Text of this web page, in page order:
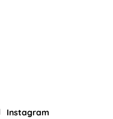
Instagram